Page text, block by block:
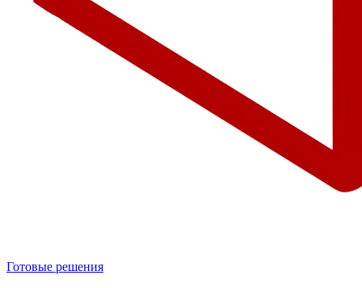
Готовые решения